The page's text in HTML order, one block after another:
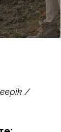
/